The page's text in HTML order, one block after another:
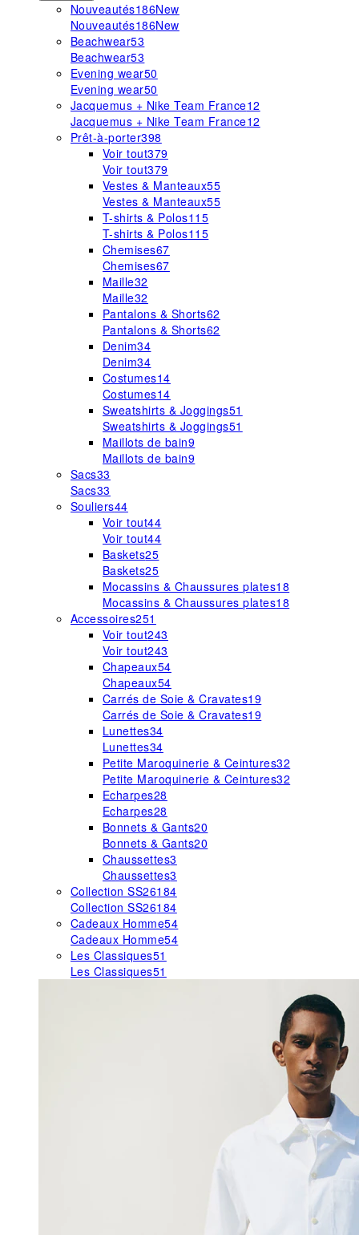
Nouveautés186New
Nouveautés186New
Beachwear53
Beachwear53
Evening wear50
Evening wear50
Jacquemus + Nike Team France12
Jacquemus + Nike Team France12
Prêt-à-porter398
Voir tout379
Voir tout379
Vestes & Manteaux55
Vestes & Manteaux55
T-shirts & Polos115
T-shirts & Polos115
Chemises67
Chemises67
Maille32
Maille32
Pantalons & Shorts62
Pantalons & Shorts62
Denim34
Denim34
Costumes14
Costumes14
Sweatshirts & Joggings51
Sweatshirts & Joggings51
Maillots de bain9
Maillots de bain9
Sacs33
Sacs33
Souliers44
Voir tout44
Voir tout44
Baskets25
Baskets25
Mocassins & Chaussures plates18
Mocassins & Chaussures plates18
Accessoires251
Voir tout243
Voir tout243
Chapeaux54
Chapeaux54
Carrés de Soie & Cravates19
Carrés de Soie & Cravates19
Lunettes34
Lunettes34
Petite Maroquinerie & Ceintures32
Petite Maroquinerie & Ceintures32
Echarpes28
Echarpes28
Bonnets & Gants20
Bonnets & Gants20
Chaussettes3
Chaussettes3
Collection SS26184
Collection SS26184
Cadeaux Homme54
Cadeaux Homme54
Les Classiques51
Les Classiques51